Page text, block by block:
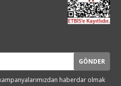
GÖNDER
haberdar olmak